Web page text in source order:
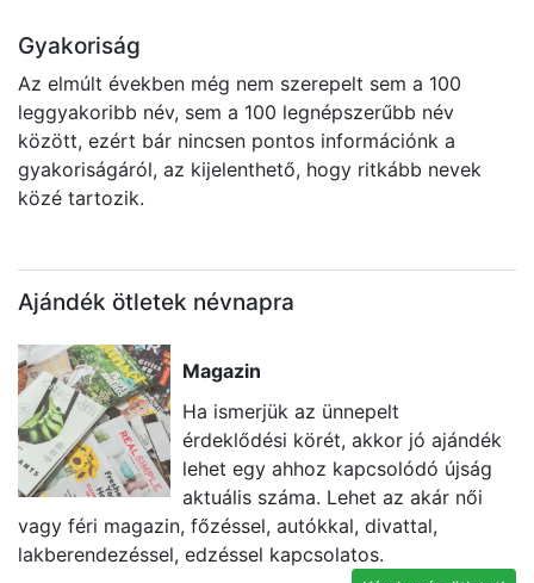
Gyakoriság
Az elmúlt években még nem szerepelt sem a 100
leggyakoribb név, sem a 100 legnépszerűbb név
között, ezért bár nincsen pontos információnk a
gyakoriságáról, az kijelenthető, hogy ritkább nevek
közé tartozik.
Ajándék ötletek névnapra
Magazin
Ha ismerjük az ünnepelt
érdeklődési körét, akkor jó ajándék
lehet egy ahhoz kapcsolódó újság
aktuális száma. Lehet az akár női
vagy féri magazin, főzéssel, autókkal, divattal,
lakberendezéssel, edzéssel kapcsolatos.